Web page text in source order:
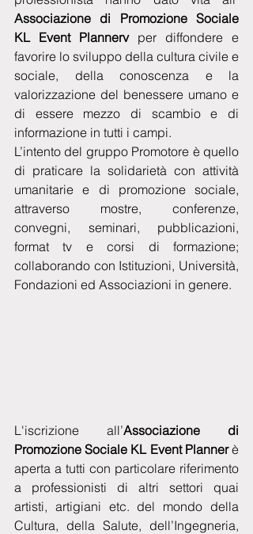
Associazione di Promozione Sociale
KL Event Plannerv per diffondere e
favorire lo sviluppo della cultura civile e
sociale, della conoscenza e la
valorizzazione del benessere umano e
di essere mezzo di scambio e di
informazione in tutti i campi.
L’intento del gruppo Promotore è quello
di praticare la solidarietà con attività
umanitarie e di promozione sociale,
attraverso mostre, conferenze,
convegni, seminari, pubblicazioni,
format tv e corsi di formazione;
collaborando con Istituzioni, Università,
Fondazioni ed Associazioni in genere.
L'iscrizione all’Associazione di
Promozione Sociale KL Event Planner è
aperta a tutti con particolare riferimento
a professionisti di altri settori quai
artisti, artigiani etc. del mondo della
Cultura, della Salute, dell’Ingegneria,